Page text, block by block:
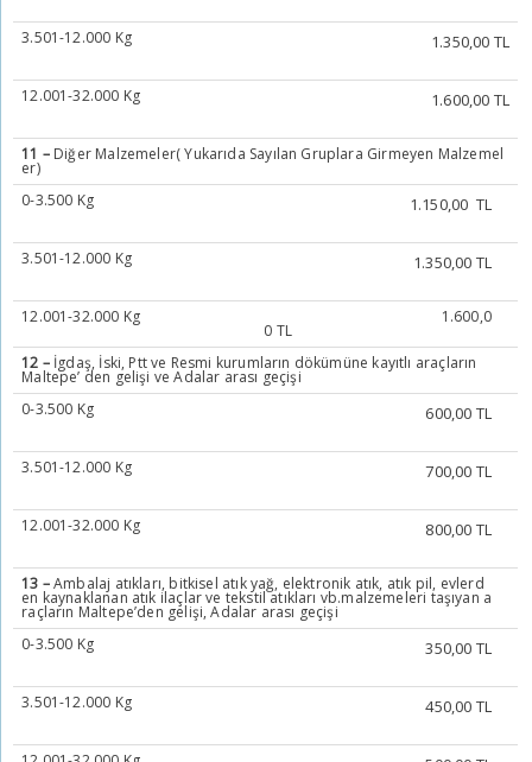
3.501-12.000 Kg 1.350,00 TL
12.001-32.000 Kg 1.600,00 TL
11 –Diğer Malzemeler( Yukarıda Sayılan Gruplara Girmeyen Malzemel
er)
0-3.500 Kg
1.150,00 TL
3.501-12.000 Kg 1.350,00 TL
12.001-32.000 Kg 1.600,0
0 TL
12 –İgdaş, İski, Ptt ve Resmi kurumların dökümüne kayıtlı araçların
Maltepe’ den gelişi ve Adalar arası geçişi
0-3.500 Kg
600,00 TL
3.501-12.000 Kg 700,00 TL
12.001-32.000 Kg 800,00 TL
13 –Ambalaj atıkları, bitkisel atık yağ, elektronik atık, atık pil, evlerd
en kaynaklanan atık ilaçlar ve tekstil atıkları vb.malzemeleri taşıyan a
raçların Maltepe’den gelişi, Adalar arası geçişi
0-3.500 Kg
350,00 TL
3.501-12.000 Kg 450,00 TL